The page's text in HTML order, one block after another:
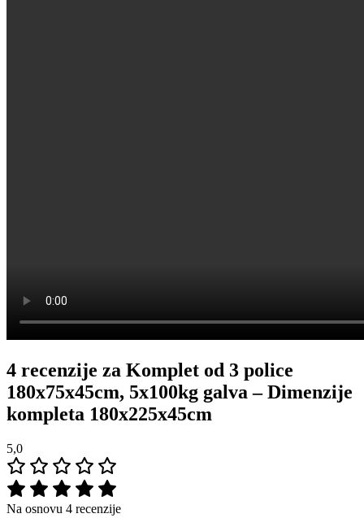
4 recenzije za Komplet od 3 police
180x75x45cm, 5x100kg galva – Dimenzije
kompleta 180x225x45cm
5,0
Na osnovu 4 recenzije